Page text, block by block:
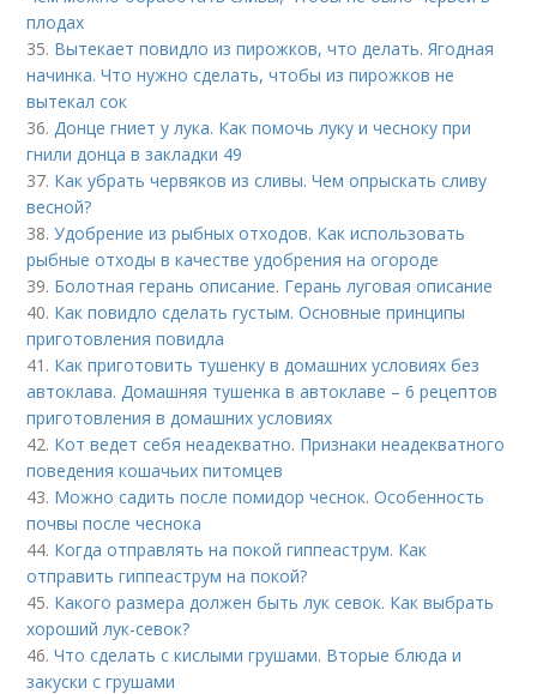
плодах
35. Вытекает повидло из пирожков, что делать. Ягодная
начинка. Что нужно сделать, чтобы из пирожков не
вытекал сок
36.Донце гниет у лука. Как помочь луку и чесноку при
гнили донца в закладки 49
37. Как убрать червяков из сливы. Чем опрыскать сливу
весной?
38.Удобрение из рыбных отходов. Как использовать
рыбные отходы в качестве удобрения на огороде
39. Болотная герань описание. Герань луговая описание
40. Как повидло сделать густым. Основные принципы
приготовления повидла
41. Как приготовить тушенку в домашних условиях без
автоклава. Домашняя тушенка в автоклаве – 6 рецептов
приготовления в домашних условиях
42. Кот ведет себя неадекватно. Признаки неадекватного
поведения кошачьих питомцев
43. Можно садить после помидор чеснок. Особенность
почвы после чеснока
44. Когда отправлять на покой гиппеаструм. Как
отправить гиппеаструм на покой?
45. Какого размера должен быть лук севок. Как выбрать
хороший лук-севок?
46.Что сделать с кислыми грушами. Вторые блюда и
закуски с грушами